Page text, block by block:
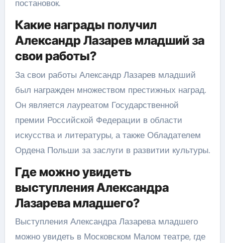
постановок.
Какие награды получил
Александр Лазарев младший за
свои работы?
За свои работы Александр Лазарев младший
был награжден множеством престижных наград.
Он является лауреатом Государственной
премии Российской Федерации в области
искусства и литературы, а также Обладателем
Ордена Польши за заслуги в развитии культуры.
Где можно увидеть
выступления Александра
Лазарева младшего?
Выступления Александра Лазарева младшего
можно увидеть в Московском Малом театре, где